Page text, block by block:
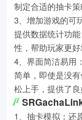
制定合适的抽卡策
3、增加游戏的可
提供数据统计功
性，帮助玩家更好
4、界面简洁易用
简单，即使是没
松上手，提供了良
1、抽卡模拟：还